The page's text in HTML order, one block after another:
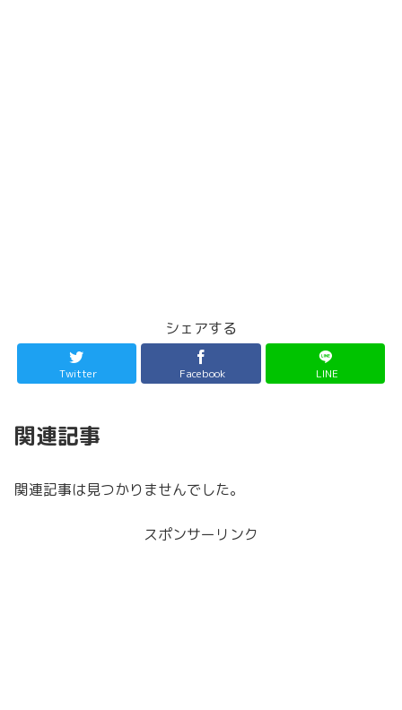
シェアする
Twitter Facebook LINE
関連記事
関連記事は見つかりませんでした。
スポンサーリンク